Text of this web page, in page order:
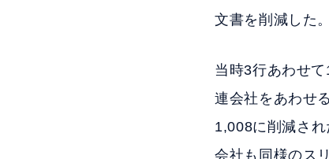
文書を削減した。
当時3行あわせ
連会社をあわせ
1,008に削減さ
会社も同様のス